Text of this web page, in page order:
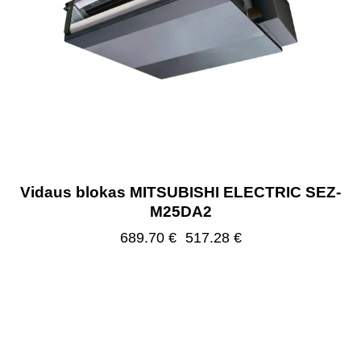
Vidaus blokas MITSUBISHI ELECTRIC SEZ-
M25DA2
689.70 € 517.28 €